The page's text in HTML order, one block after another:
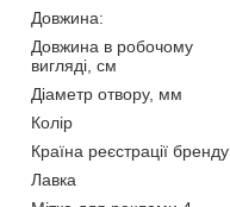
Довжина:
Довжина в робочому
вигляді, см
Діаметр отвору, мм
Колір
Країна реєстрації бренду
Лавка